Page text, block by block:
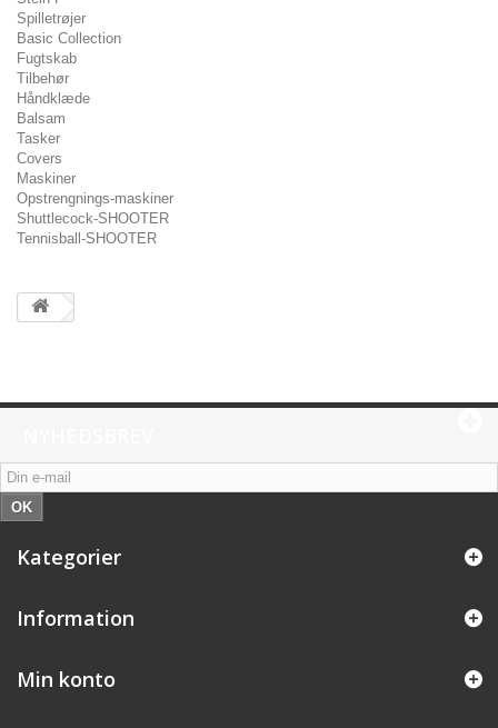
Spilletrøjer
Basic Collection
Fugtskab
Tilbehør
Håndklæde
Balsam
Tasker
Covers
Maskiner
Opstrengnings-maskiner
Shuttlecock-SHOOTER
Tennisball-SHOOTER
OK
Kategorier
Information
Min konto